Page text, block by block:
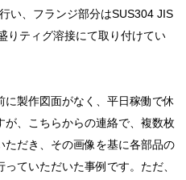
い、フランジ部分はSUS304 JIS
りティグ溶接にて取り付けてい
製作図面がなく、平日稼働で休
が、こちらからの連絡で、複数枚
だき、その画像を基に各部品の
ていただいた事例です。ただ、